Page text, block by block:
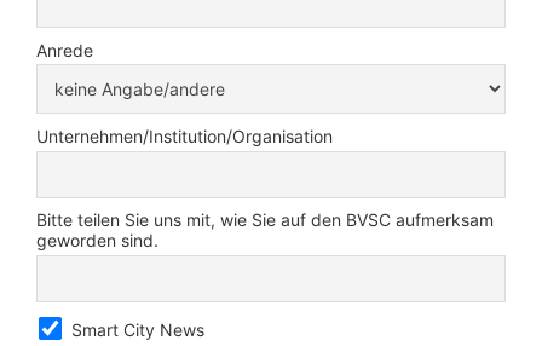
Anrede
Unternehmen/Institution/Organisation
Bitte teilen Sie uns mit, wie Sie auf den BVSC aufmerksam
geworden sind.
Smart City News